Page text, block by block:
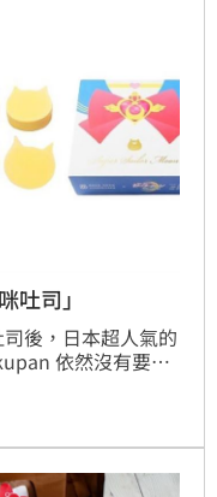
吐司」
後，日本超人氣的
依然沒有要放
咪生吐司！更讓人
無極限～除此之
就會附上限定版的